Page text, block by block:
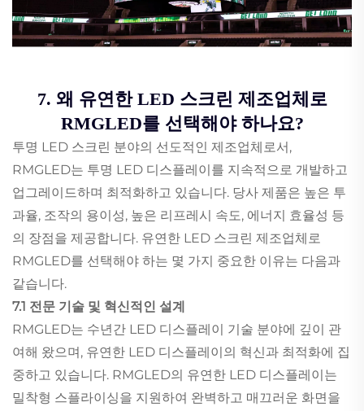
7. 왜 유연한 LED 스크린 제조업체로
RMGLED를 선택해야 하나요?
투명 LED 스크린 분야의 선도적인 제조업체로서,
RMGLED는 투명 LED 디스플레이를 지속적으로 개발하고
업그레이드하며 최적화하고 있습니다. 당사 제품은 높은 투
과율, 조작의 용이성, 높은 리프레시 속도, 에너지 효율성 등
의 장점을 제공합니다. 유연한 LED 스크린 제조업체로
RMGLED를 선택해야 하는 몇 가지 중요한 이유는 다음과
같습니다.
7.1 전문 기술 및 혁신적인 설계
RMGLED는 수년간 LED 디스플레이 기술 분야에 깊이 관
여해 왔으며, 유연한 LED 디스플레이의 혁신과 최적화에 집
중하고 있습니다. RMGLED의 유연한 LED 디스플레이는
밀착형 스플라이싱을 지원하여 완벽하고 매끄러운 화면을